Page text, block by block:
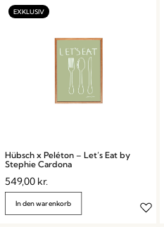
Hübsch x Peléton – Let’s Eat by
Stephie Cardona
549,00 kr.
In den warenkorb